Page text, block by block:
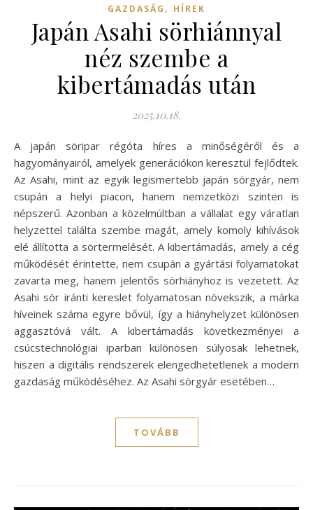
GAZDASÁG , HÍREK
Japán Asahi sörhiánnyal
néz szembe a
kibertámadás után
2025.10.18.
A japán söripar régóta híres a minőségéről és a
hagyományairól, amelyek generációkon keresztül fejlődtek.
Az Asahi, mint az egyik legismertebb japán sörgyár, nem
csupán a helyi piacon, hanem nemzetközi szinten is
népszerű. Azonban a közelmúltban a vállalat egy váratlan
helyzettel találta szembe magát, amely komoly kihívások
elé állította a sörtermelését. A kibertámadás, amely a cég
működését érintette, nem csupán a gyártási folyamatokat
zavarta meg, hanem jelentős sörhiányhoz is vezetett. Az
Asahi sör iránti kereslet folyamatosan növekszik, a márka
híveinek száma egyre bővül, így a hiányhelyzet különösen
aggasztóvá vált. A kibertámadás következményei a
csúcstechnológiai iparban különösen súlyosak lehetnek,
hiszen a digitális rendszerek elengedhetetlenek a modern
gazdaság működéséhez. Az Asahi sörgyár esetében…
TOVÁBB